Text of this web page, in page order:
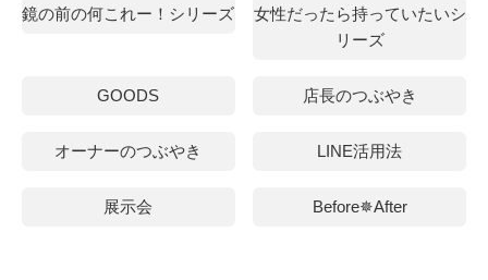
鏡の前の何これー！シリーズ
女性だったら持っていたいシ
リーズ
GOODS 店長のつぶやき
オーナーのつぶやき LINE活用法
展示会 Before✵After